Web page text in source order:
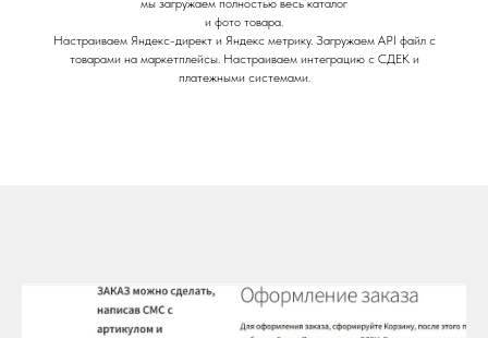
мы загружаем полностью весь каталог
и фото товара.
Настраиваем Яндекс-директ и Яндекс метрику. Загружаем API файл с
товарами на маркетплейсы. Настраиваем интеграцию с СДЕК и
платежными системами.